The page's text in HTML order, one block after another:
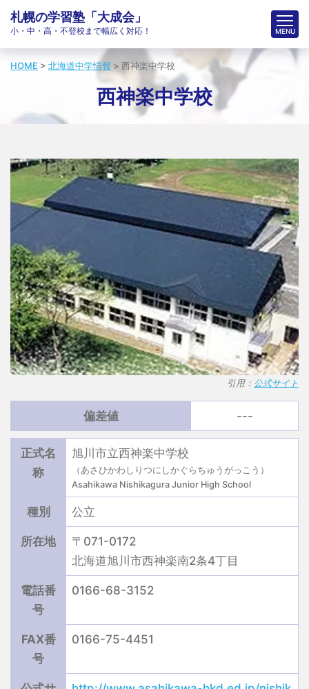
札幌の学習塾「大成会」
小・中・高・不登校まで幅広く対応！
HOME > 北海道中学情報 > 西神楽中学校
西神楽中学校
引用： 公式サイト
偏差値 ---
正式名
称
旭川市立西神楽中学校
（あさひかわしりつにしかぐらちゅうがっこう）
Asahikawa Nishikagura Junior High School
種別 公立
所在地
〒071-0172
北海道旭川市西神楽南2条4丁目
電話番
号
0166-68-3152
FAX番
号
0166-75-4451